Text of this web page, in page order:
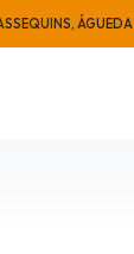
ÁGUEDA